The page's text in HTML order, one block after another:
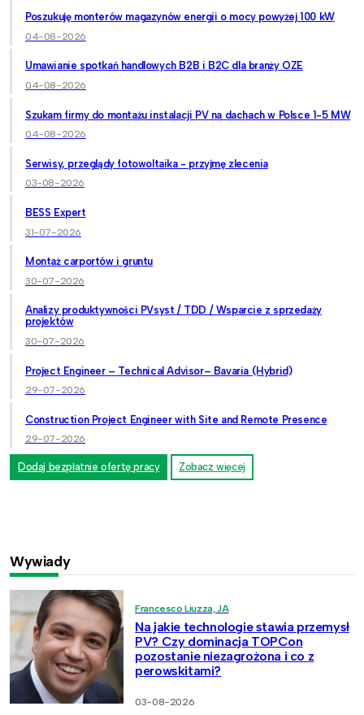
Poszukuję monterów magazynów energii o mocy powyżej 100 kW
04-08-2026
Umawianie spotkań handlowych B2B i B2C dla branży OZE
04-08-2026
Szukam firmy do montażu instalacji PV na dachach w Polsce 1-5 MW
04-08-2026
Serwisy, przeglądy fotowoltaika - przyjmę zlecenia
03-08-2026
BESS Expert
31-07-2026
Montaż carportów i gruntu
30-07-2026
Analizy produktywności PVsyst / TDD / Wsparcie z sprzedaży
projektów
30-07-2026
Project Engineer – Technical Advisor– Bavaria (Hybrid)
29-07-2026
Construction Project Engineer with Site and Remote Presence
29-07-2026
Dodaj bezpłatnie ofertę pracy Zobacz więcej
Wywiady
Francesco Liuzza, JA
Na jakie technologie stawia przemysł
PV? Czy dominacja TOPCon
pozostanie niezagrożona i co z
perowskitami?
03-08-2026